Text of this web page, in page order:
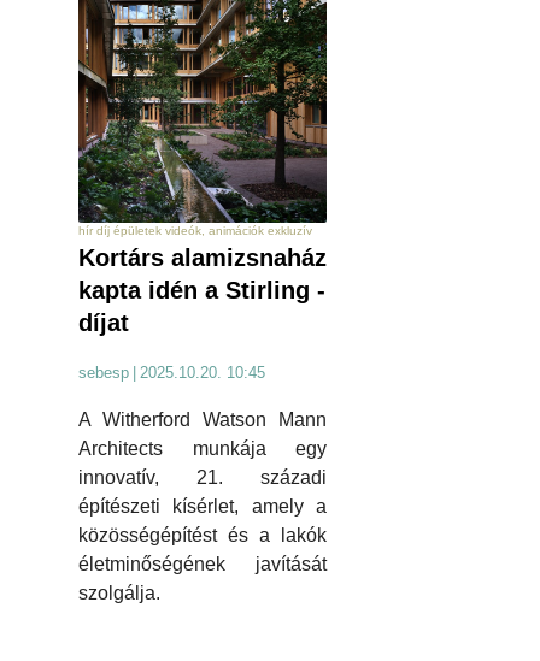
hír díj épületek videók, animációk exkluzív
Kortárs alamizsnaház
kapta idén a Stirling -
díjat
sebesp 2025.10.20. 10:45
A Witherford Watson Mann
Architects munkája egy
innovatív, 21. századi
építészeti kísérlet, amely a
közösségépítést és a lakók
életminőségének javítását
szolgálja.